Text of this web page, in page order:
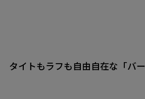
タイトもラフも自由自在な「バー